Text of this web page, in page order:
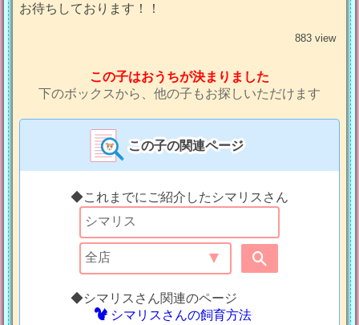
お待ちしております！！
883 view
この子はおうちが決まりました
下のボックスから、他の子もお探しいただけます
この子の関連ページ
◆これまでにご紹介したシマリスさん
◆シマリスさん関連のページ
シマリスさんの飼育方法